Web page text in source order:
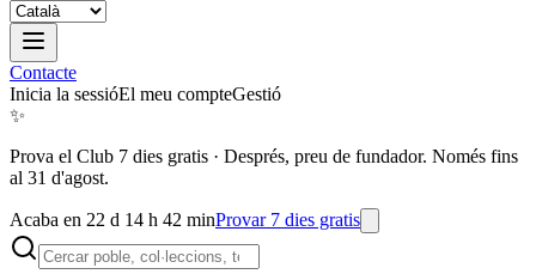
Contacte
Inicia la sessióEl meu compteGestió
✨
Prova el Club 7 dies gratis · Després, preu de fundador. Només fins
al 31 d'agost.
Acaba en 22 d 14 h 42 minProvar 7 dies gratis